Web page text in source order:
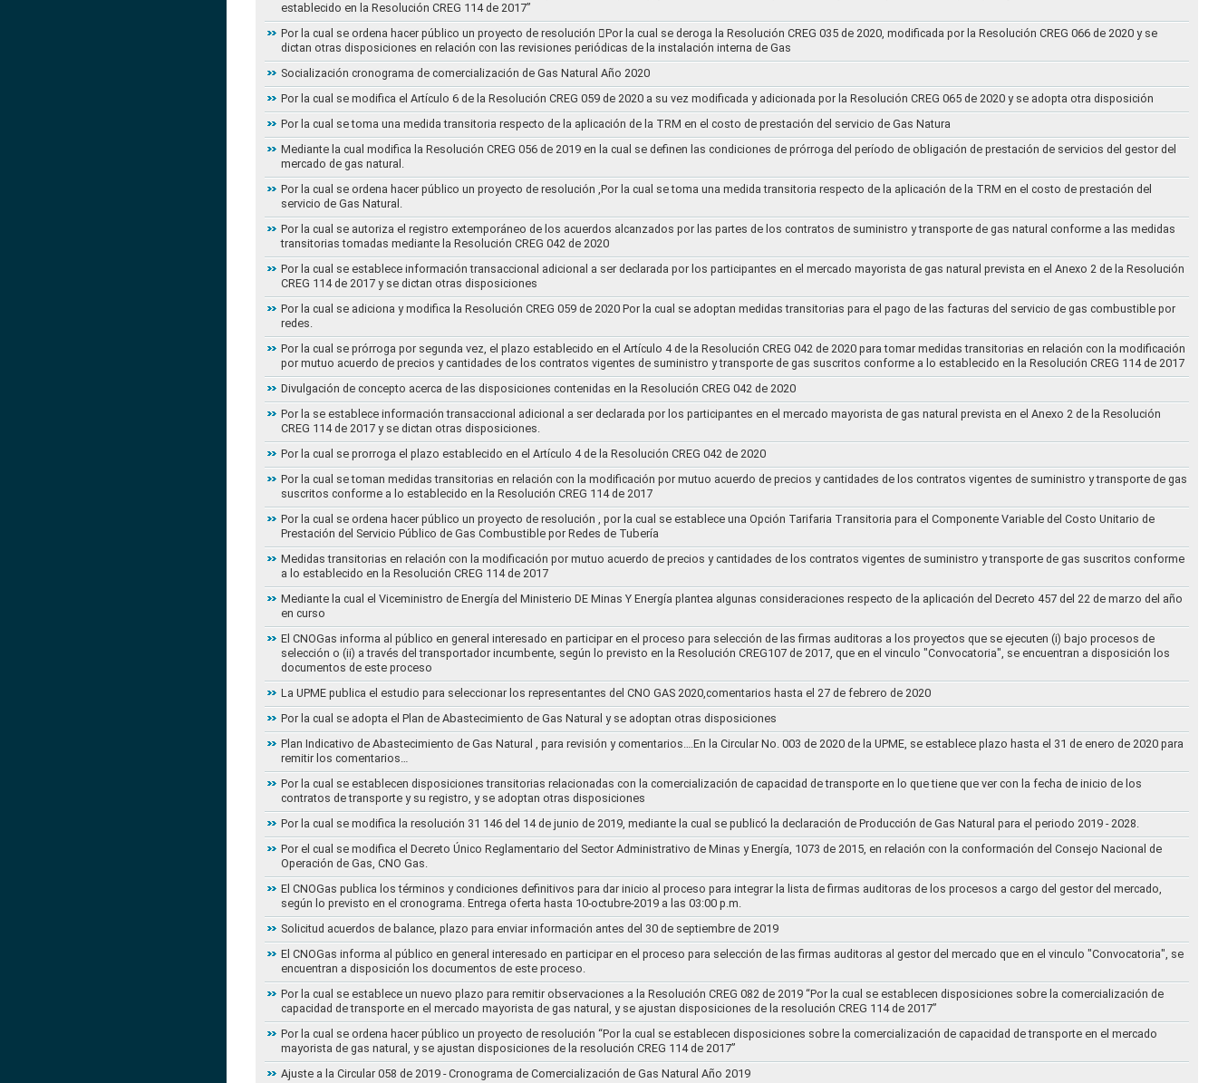
establecido en la Resolución CREG 114 de 2017”
Por la cual se ordena hacer público un proyecto de resolución 􀂴Por la cual se deroga la Resolución CREG 035 de 2020, modificada por la Resolución CREG 066 de 2020 y se
dictan otras disposiciones en relación con las revisiones periódicas de la instalación interna de Gas
Socialización cronograma de comercialización de Gas Natural Año 2020
Por la cual se modifica el Artículo 6 de la Resolución CREG 059 de 2020 a su vez modificada y adicionada por la Resolución CREG 065 de 2020 y se adopta otra disposición
Por la cual se toma una medida transitoria respecto de la aplicación de la TRM en el costo de prestación del servicio de Gas Natura
Mediante la cual modifica la Resolución CREG 056 de 2019 en la cual se definen las condiciones de prórroga del período de obligación de prestación de servicios del gestor del
mercado de gas natural.
Por la cual se ordena hacer público un proyecto de resolución ,Por la cual se toma una medida transitoria respecto de la aplicación de la TRM en el costo de prestación del
servicio de Gas Natural.
Por la cual se autoriza el registro extemporáneo de los acuerdos alcanzados por las partes de los contratos de suministro y transporte de gas natural conforme a las medidas
transitorias tomadas mediante la Resolución CREG 042 de 2020
Por la cual se establece información transaccional adicional a ser declarada por los participantes en el mercado mayorista de gas natural prevista en el Anexo 2 de la Resolución
CREG 114 de 2017 y se dictan otras disposiciones
Por la cual se adiciona y modifica la Resolución CREG 059 de 2020 Por la cual se adoptan medidas transitorias para el pago de las facturas del servicio de gas combustible por
redes.
Por la cual se prórroga por segunda vez, el plazo establecido en el Artículo 4 de la Resolución CREG 042 de 2020 para tomar medidas transitorias en relación con la modificación
por mutuo acuerdo de precios y cantidades de los contratos vigentes de suministro y transporte de gas suscritos conforme a lo establecido en la Resolución CREG 114 de 2017
Divulgación de concepto acerca de las disposiciones contenidas en la Resolución CREG 042 de 2020
Por la se establece información transaccional adicional a ser declarada por los participantes en el mercado mayorista de gas natural prevista en el Anexo 2 de la Resolución
CREG 114 de 2017 y se dictan otras disposiciones.
Por la cual se prorroga el plazo establecido en el Artículo 4 de la Resolución CREG 042 de 2020
Por la cual se toman medidas transitorias en relación con la modificación por mutuo acuerdo de precios y cantidades de los contratos vigentes de suministro y transporte de gas
suscritos conforme a lo establecido en la Resolución CREG 114 de 2017
Por la cual se ordena hacer público un proyecto de resolución , por la cual se establece una Opción Tarifaria Transitoria para el Componente Variable del Costo Unitario de
Prestación del Servicio Público de Gas Combustible por Redes de Tubería
Medidas transitorias en relación con la modificación por mutuo acuerdo de precios y cantidades de los contratos vigentes de suministro y transporte de gas suscritos conforme
a lo establecido en la Resolución CREG 114 de 2017
Mediante la cual el Viceministro de Energía del Ministerio DE Minas Y Energía plantea algunas consideraciones respecto de la aplicación del Decreto 457 del 22 de marzo del año
en curso
El CNOGas informa al público en general interesado en participar en el proceso para selección de las firmas auditoras a los proyectos que se ejecuten (i) bajo procesos de
selección o (ii) a través del transportador incumbente, según lo previsto en la Resolución CREG107 de 2017, que en el vinculo "Convocatoria", se encuentran a disposición los
documentos de este proceso
La UPME publica el estudio para seleccionar los representantes del CNO GAS 2020,comentarios hasta el 27 de febrero de 2020
Por la cual se adopta el Plan de Abastecimiento de Gas Natural y se adoptan otras disposiciones
Plan Indicativo de Abastecimiento de Gas Natural , para revisión y comentarios….En la Circular No. 003 de 2020 de la UPME, se establece plazo hasta el 31 de enero de 2020 para
remitir los comentarios…
Por la cual se establecen disposiciones transitorias relacionadas con la comercialización de capacidad de transporte en lo que tiene que ver con la fecha de inicio de los
contratos de transporte y su registro, y se adoptan otras disposiciones
Por la cual se modifica la resolución 31 146 del 14 de junio de 2019, mediante la cual se publicó la declaración de Producción de Gas Natural para el periodo 2019 - 2028.
Por el cual se modifica el Decreto Único Reglamentario del Sector Administrativo de Minas y Energía, 1073 de 2015, en relación con la conformación del Consejo Nacional de
Operación de Gas, CNO Gas.
El CNOGas publica los términos y condiciones definitivos para dar inicio al proceso para integrar la lista de firmas auditoras de los procesos a cargo del gestor del mercado,
según lo previsto en el cronograma. Entrega oferta hasta 10-octubre-2019 a las 03:00 p.m.
Solicitud acuerdos de balance, plazo para enviar información antes del 30 de septiembre de 2019
El CNOGas informa al público en general interesado en participar en el proceso para selección de las firmas auditoras al gestor del mercado que en el vinculo "Convocatoria", se
encuentran a disposición los documentos de este proceso.
Por la cual se establece un nuevo plazo para remitir observaciones a la Resolución CREG 082 de 2019 “Por la cual se establecen disposiciones sobre la comercialización de
capacidad de transporte en el mercado mayorista de gas natural, y se ajustan disposiciones de la resolución CREG 114 de 2017”
Por la cual se ordena hacer público un proyecto de resolución “Por la cual se establecen disposiciones sobre la comercialización de capacidad de transporte en el mercado
mayorista de gas natural, y se ajustan disposiciones de la resolución CREG 114 de 2017”
Ajuste a la Circular 058 de 2019 - Cronograma de Comercialización de Gas Natural Año 2019